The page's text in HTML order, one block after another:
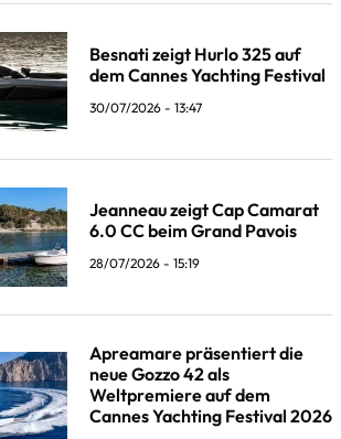
Besnati zeigt Hurlo 325 auf
dem Cannes Yachting Festival
30/07/2026 - 13:47
Jeanneau zeigt Cap Camarat
6.0 CC beim Grand Pavois
28/07/2026 - 15:19
Apreamare präsentiert die
neue Gozzo 42 als
Weltpremiere auf dem
Cannes Yachting Festival 2026